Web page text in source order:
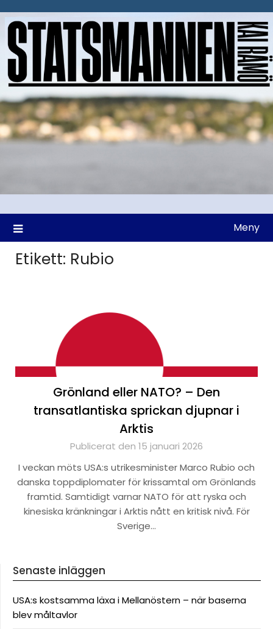
till
Meny
Etikett: Rubio
Grönland eller NATO? – Den
transatlantiska sprickan djupnar i
Arktis
Publicerat den 15 januari 2026
I veckan möts USA:s utrikesminister Marco Rubio och
danska toppdiplomater för krissamtal om Grönlands
framtid. Samtidigt varnar NATO för att ryska och
kinesiska kränkningar i Arktis nått en kritisk nivå. För
Sverige…
Senaste inläggen
USA:s kostsamma läxa i Mellanöstern – när baserna
blev måltavlor